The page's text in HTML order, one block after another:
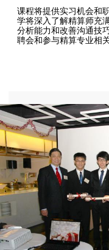
课程将提供实习机会和
学将深入了解精算师充
分析能力和改善沟通技
聘会和参与精算专业相